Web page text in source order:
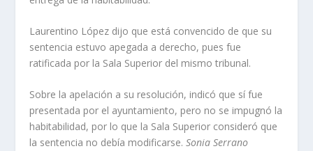
Laurentino López dijo que está convencido de que su
sentencia estuvo apegada a derecho, pues fue
ratificada por la Sala Superior del mismo tribunal.
Sobre la apelación a su resolución, indicó que sí fue
presentada por el ayuntamiento, pero no se impugnó la
habitabilidad, por lo que la Sala Superior consideró que
la sentencia no debía modificarse.Sonia Serrano